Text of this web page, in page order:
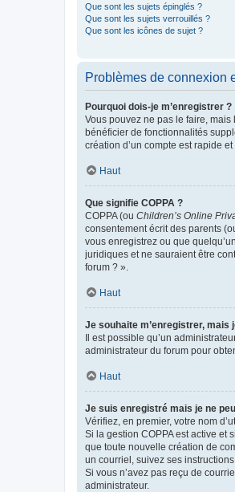
Que sont les sujets épinglés ?
Que sont les sujets verrouillés ?
Que sont les icônes de sujet ?
Problèmes de connexion
Pourquoi dois-je m’enregistrer ?
Vous pouvez ne pas le faire, mais
bénéficier de fonctionnalités
création d’un compte est rapide
Haut
Que signifie COPPA ?
COPPA (ou Children’s Online
consentement écrit des parents
vous enregistrez ou que
juridiques et ne sauraient être
forum ? ».
Haut
Je souhaite m’enregistrer, mais
Il est possible qu’un
administrateur du forum pour
Haut
Je suis enregistré mais je ne
Vérifiez, en premier, votre nom
Si la gestion COPPA est active et
que toute nouvelle création de
un courriel, suivez ses instructions.
Si vous n’avez pas reçu de
administrateur.